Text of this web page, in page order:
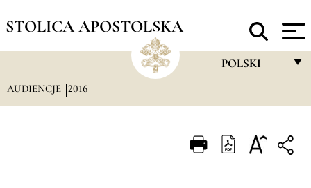
STOLICA APOSTOLSKA
POLSKI
ITALIANO
AUDIENCJE 2016